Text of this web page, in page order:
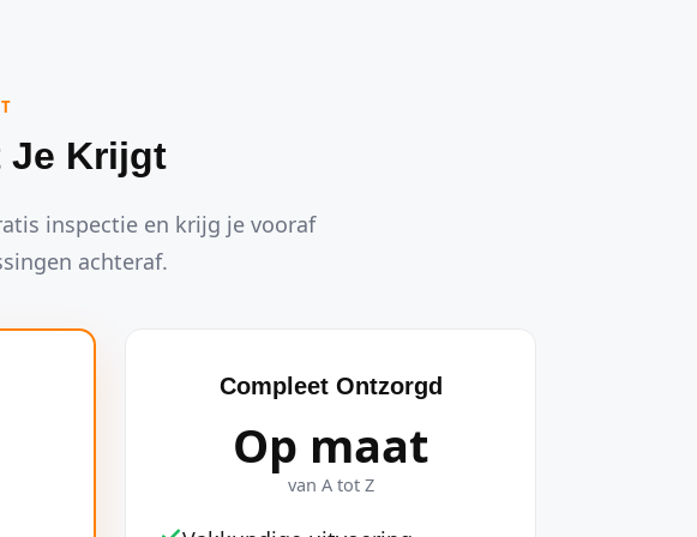
Je Krijgt
inspectie en krijg je vooraf
achteraf.
Compleet Ontzorgd
Op maat
van A tot Z